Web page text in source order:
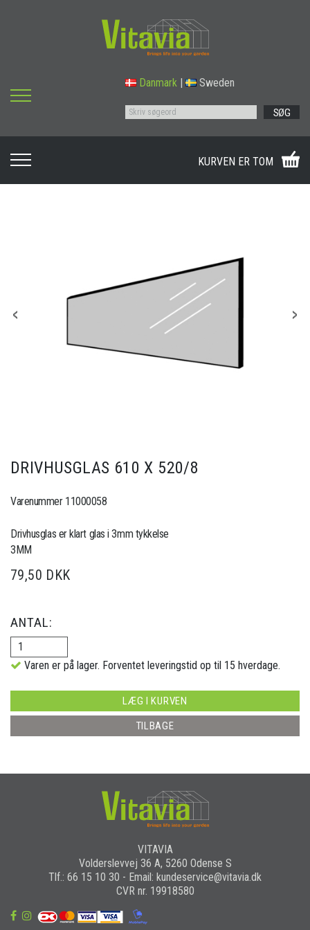
Danmark Sweden
SØG
KURVEN ER TOM
DRIVHUSGLAS 610 X 520/8
Varenummer 11000058
Drivhusglas er klart glas i 3mm tykkelse
3MM
79,50 DKK
ANTAL:
Varen er på lager. Forventet leveringstid op til 15 hverdage.
LÆG I KURVEN
TILBAGE
VITAVIA
Volderslevvej 36 A, 5260 Odense S
Tlf.: 66 15 10 30 - Email: kundeservice@vitavia.dk
CVR nr. 19918580